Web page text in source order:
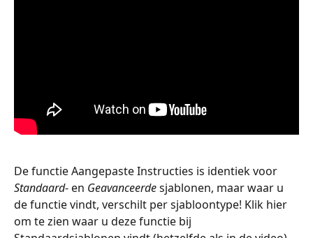
De functie Aangepaste Instructies is identiek voor
Standaard- en Geavanceerde sjablonen, maar waar u
de functie vindt, verschilt per sjabloontype! Klik hier
om te zien waar u deze functie bij